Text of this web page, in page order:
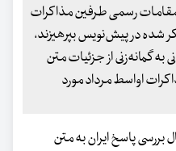
رسمی طرفین مذاکرات
شده در پیش‌نویس بپرهیزند،
به گمانه‌زنی از جزئیات متن
اواسط مرداد مورد
پاسخ ایران به متن